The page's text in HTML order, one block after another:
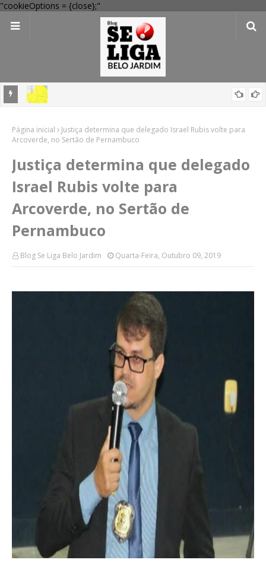
"cookieOptions = {close};"
alerta amarelo de vendaval
Página inicial
Justiça determina que delegado Israel Rubis volte para
Arcoverde, no Sertão de Pernambuco
Justiça determina que delegado
Israel Rubis volte para
Arcoverde, no Sertão de
Pernambuco
Blog Se Liga Belo Jardim Quarta-Feira, Outubro 09, 2019